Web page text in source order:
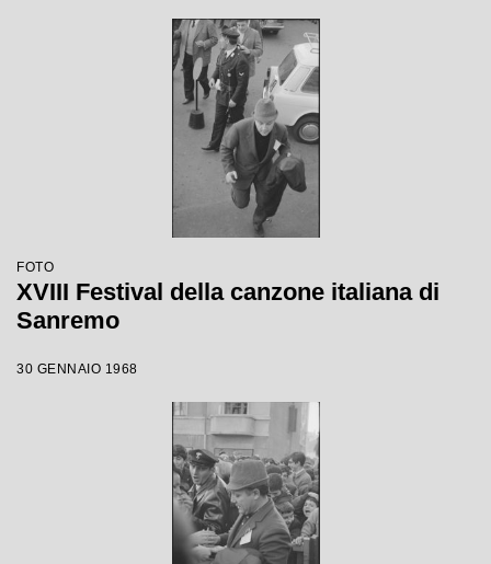
FOTO
XVIII Festival della canzone italiana di
Sanremo
30 GENNAIO 1968